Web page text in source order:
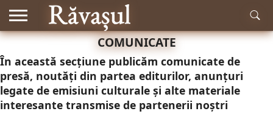
ȘI
ȘTIINȚĂ
COMUNICATE
În această secțiune publicăm comunicate de
presă, noutăți din partea editurilor, anunțuri
legate de emisiuni culturale și alte materiale
interesante transmise de partenerii noștri